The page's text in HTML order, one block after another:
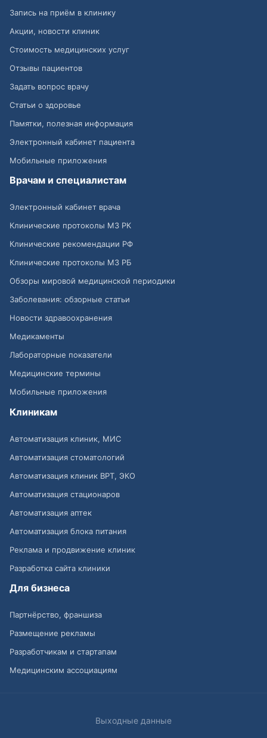
Запись на приём в клинику
Акции, новости клиник
Стоимость медицинских услуг
Отзывы пациентов
Задать вопрос врачу
Статьи о здоровье
Памятки, полезная информация
Электронный кабинет пациента
Мобильные приложения
Врачам и специалистам
Электронный кабинет врача
Клинические протоколы МЗ РК
Клинические рекомендации РФ
Клинические протоколы МЗ РБ
Обзоры мировой медицинской периодики
Заболевания: обзорные статьи
Новости здравоохранения
Медикаменты
Лабораторные показатели
Медицинские термины
Мобильные приложения
Клиникам
Автоматизация клиник, МИС
Автоматизация стоматологий
Автоматизация клиник ВРТ, ЭКО
Автоматизация стационаров
Автоматизация аптек
Автоматизация блока питания
Реклама и продвижение клиник
Разработка сайта клиники
Для бизнеса
Партнёрство, франшиза
Размещение рекламы
Разработчикам и стартапам
Медицинским ассоциациям
Выходные данные